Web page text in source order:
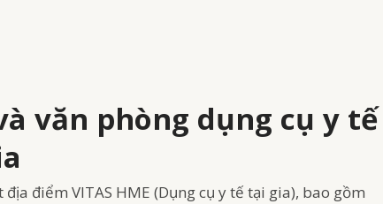
văn phòng dụng cụ y tế
điểm VITAS HME (Dụng cụ y tế tại gia), bao gồm